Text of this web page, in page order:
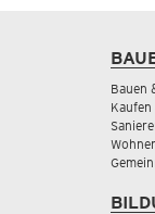
Bauen
Kaufen